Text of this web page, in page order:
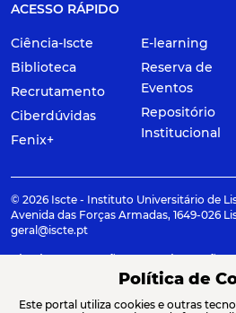
ACESSO RÁPIDO
Ciência-Iscte
Biblioteca
Recrutamento
Ciberdúvidas
Fenix+
E-learning
Reserva de
Eventos
Repositório
Institucional
© 2026 Iscte - Instituto Universitário de
Avenida das Forças Armadas, 1649-026
geral@iscte.pt
Elogios, Sugestões e Reclamações
Termos e condições
Canal de
Política de
Este portal utiliza cookies e outras